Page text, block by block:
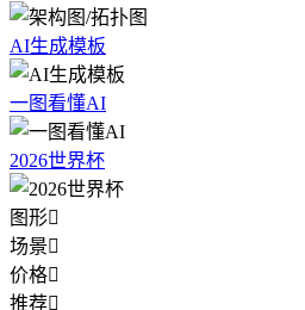
AI生成模板
一图看懂AI
2026世界杯
图形
场景
价格
推荐